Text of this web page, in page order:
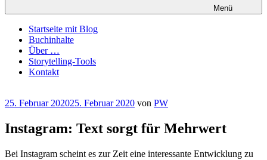
Menü
Startseite mit Blog
Buchinhalte
Über …
Storytelling-Tools
Kontakt
Veröffentlicht
25. Februar 202025. Februar 2020 von PW
Instagram: Text sorgt für Mehrwert
Bei Instagram scheint es zur Zeit eine interessante Entwicklung zu